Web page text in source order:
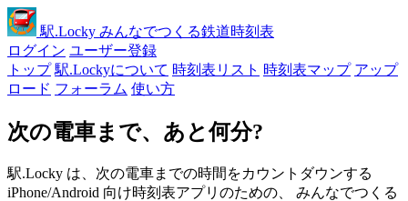
駅.Locky みんなでつくる鉄道時刻表
ログイン ユーザー登録
トップ 駅.Lockyについて 時刻表リスト 時刻表マップ アップ
ロード フォーラム 使い方
次の電車まで、あと何分?
駅.Locky は、次の電車までの時間をカウントダウンする
iPhone/Android 向け時刻表アプリのための、 みんなでつくる